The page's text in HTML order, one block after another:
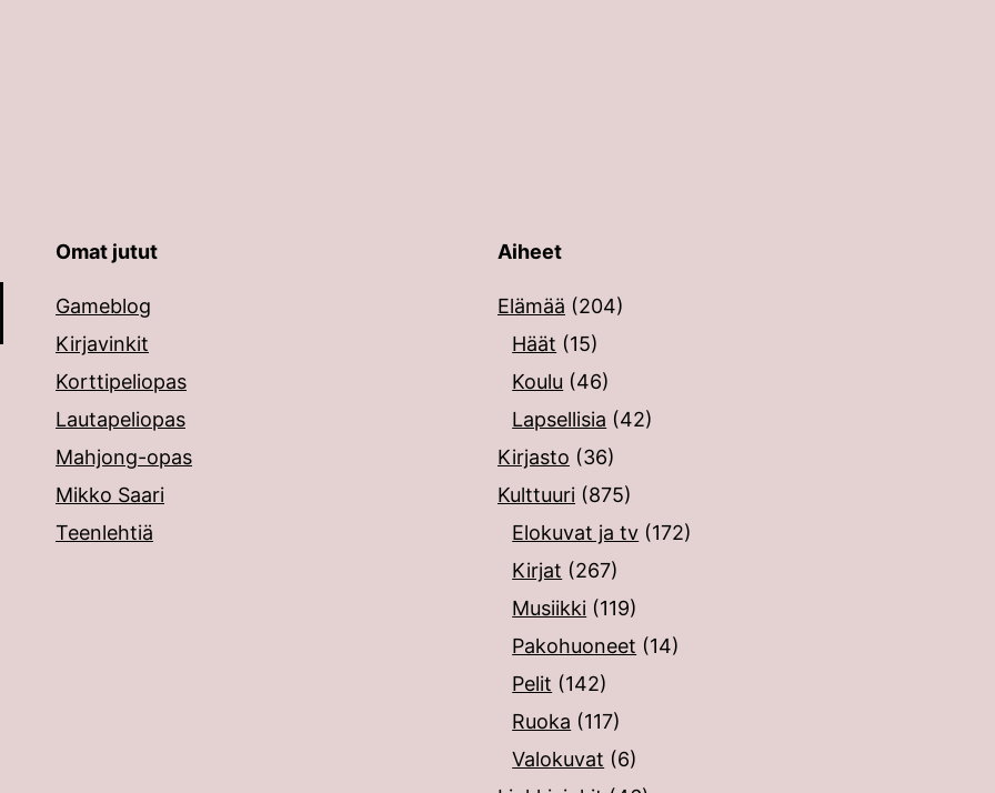
ylös ja alas ja siirtyä halutulle sivulle enterin painalluksella. Kosketusnäytöllisten laitteiden
Omat jutut
Gameblog
Kirjavinkit
Korttipeliopas
Lautapeliopas
Mahjong-opas
Mikko Saari
Teenlehtiä
Aiheet
Elämää (204)
Häät (15)
Koulu (46)
Lapsellisia (42)
Kirjasto (36)
Kulttuuri (875)
Elokuvat ja tv (172)
Kirjat (267)
Musiikki (119)
Pakohuoneet (14)
Pelit (142)
Ruoka (117)
Valokuvat (6)